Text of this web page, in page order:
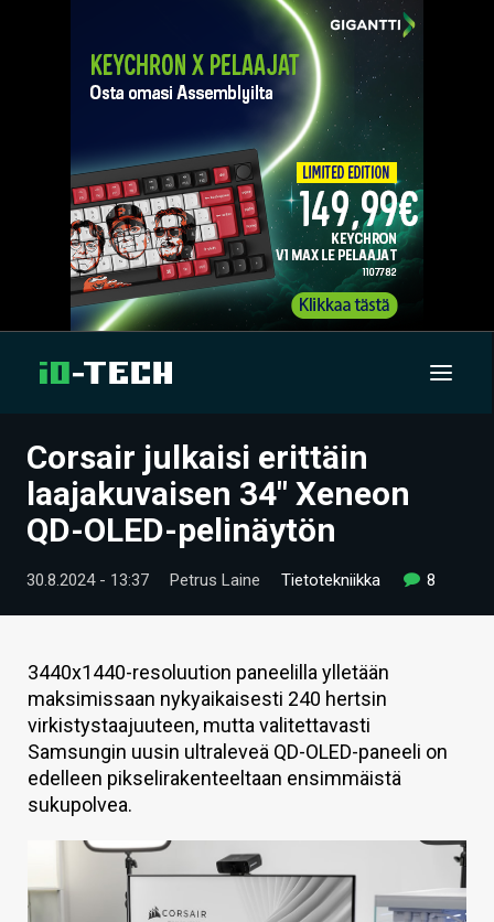
UUTISET
ARTIKKELIT
VIDEOT
TECHBBS
TIETOA
HINTA.FI
KAUPPA
VAIHDA TEEMA
Corsair julkaisi erittäin
laajakuvaisen 34″ Xeneon
QD-OLED-pelinäytön
30.8.2024 - 13:37 Petrus Laine Tietotekniikka 8
3440x1440-resoluution paneelilla ylletään
maksimissaan nykyaikaisesti 240 hertsin
virkistystaajuuteen, mutta valitettavasti
Samsungin uusin ultraleveä QD-OLED-paneeli on
edelleen pikselirakenteeltaan ensimmäistä
sukupolvea.